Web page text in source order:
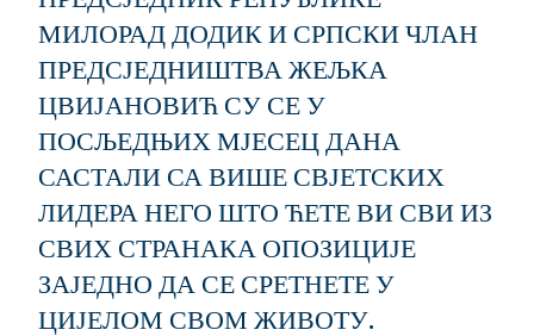
МИЛОРАД ДОДИК И СРПСКИ ЧЛАН
ПРЕДСЈЕДНИШТВА ЖЕЉКА
ЦВИЈАНОВИЋ СУ СЕ У
ПОСЉЕДЊИХ МЈЕСЕЦ ДАНА
САСТАЛИ СА ВИШЕ СВЈЕТСКИХ
ЛИДЕРА НЕГО ШТО ЋЕТЕ ВИ СВИ ИЗ
СВИХ СТРАНАКА ОПОЗИЦИЈЕ
ЗАЈЕДНО ДА СЕ СРЕТНЕТЕ У
ЦИЈЕЛОМ СВОМ ЖИВОТУ.